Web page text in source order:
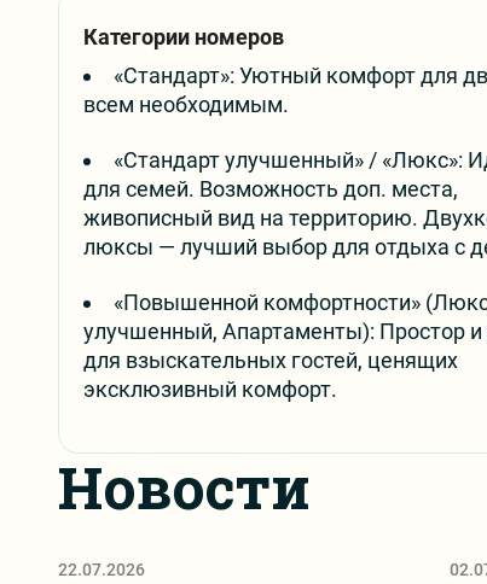
Категории номеров
«Стандарт»: Уютный комфорт для
всем необходимым.
«Стандарт улучшенный» / «Люкс»:
для семей. Возможность доп. места,
живописный вид на территорию.
люксы — лучший выбор для отдыха с
«Повышенной комфортности»
улучшенный, Апартаменты): Простор
для взыскательных гостей, ценящих
эксклюзивный комфорт.
Новости
22.07.2026